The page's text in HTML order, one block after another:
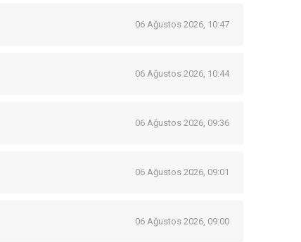
06 Ağustos 2026, 10:47
06 Ağustos 2026, 10:44
06 Ağustos 2026, 09:36
06 Ağustos 2026, 09:01
06 Ağustos 2026, 09:00